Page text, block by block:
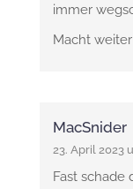
immer
Macht
MacSnider
23. April 2023
Fast schade